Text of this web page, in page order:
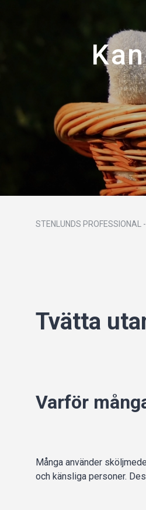
STENLUNDS PROFESSIONAL -
Tvätta
Varför
Många använder
och känsliga personer.